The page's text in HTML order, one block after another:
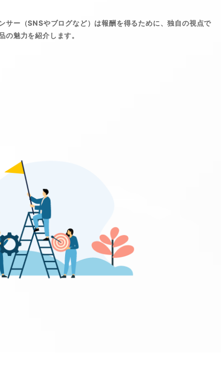
サー（SNSやブログなど）は報酬を得るために、独自の視点で
の魅力を紹介します。